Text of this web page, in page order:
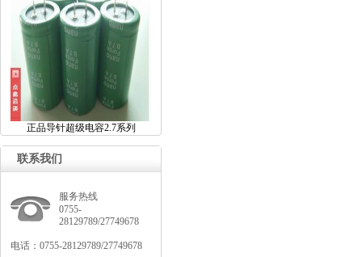
正品导针超级电容2.7系列
联系我们
服务热线
0755-
28129789/27749678
电话：0755-28129789/27749678